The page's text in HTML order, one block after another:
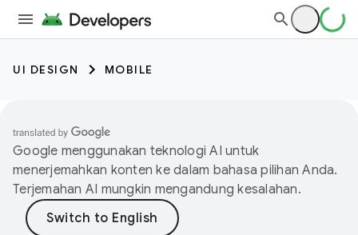
UI DESIGN MOBILE
Google menggunakan teknologi AI untuk
menerjemahkan konten ke dalam bahasa pilihan Anda.
Terjemahan AI mungkin mengandung kesalahan.